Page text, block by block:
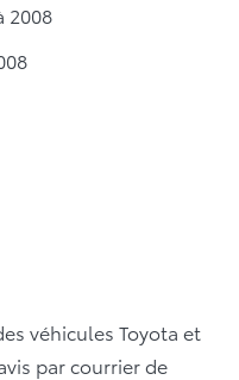
2008
véhicules Toyota et
par courrier de